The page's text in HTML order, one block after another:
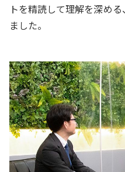
トを精読して理解を深め
ました。